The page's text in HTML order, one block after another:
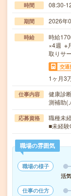
時間 08:30-
期間 2026年
時給
時給
×4週 ※
取りサ
交通
1ヶ月3
仕事内容
健康診
測補助(
応募資格
職種未
■未経験
職場の雰囲気
職場の様子
活
仕事の仕方